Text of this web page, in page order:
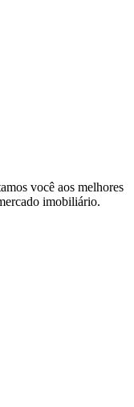
você aos melhores
imobiliário.